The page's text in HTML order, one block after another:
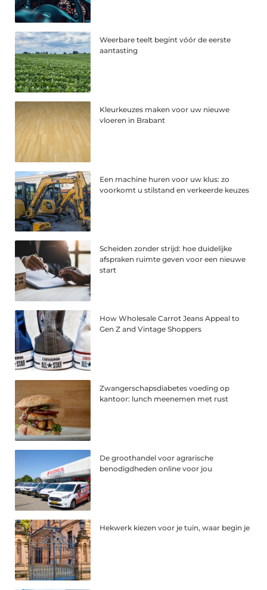
Weerbare teelt begint vóór de eerste
aantasting
Kleurkeuzes maken voor uw nieuwe
vloeren in Brabant
Een machine huren voor uw klus: zo
voorkomt u stilstand en verkeerde keuzes
Scheiden zonder strijd: hoe duidelijke
afspraken ruimte geven voor een nieuwe
start
How Wholesale Carrot Jeans Appeal to
Gen Z and Vintage Shoppers
Zwangerschapsdiabetes voeding op
kantoor: lunch meenemen met rust
De groothandel voor agrarische
benodigdheden online voor jou
Hekwerk kiezen voor je tuin, waar begin je